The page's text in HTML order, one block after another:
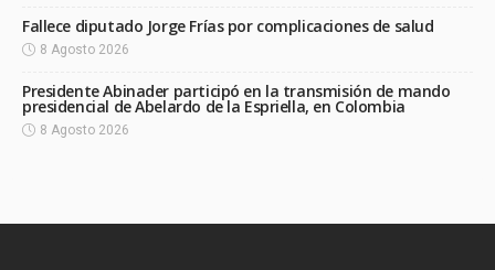
Fallece diputado Jorge Frías por complicaciones de salud
8 Agosto 2026
Presidente Abinader participó en la transmisión de mando
presidencial de Abelardo de la Espriella, en Colombia
8 Agosto 2026